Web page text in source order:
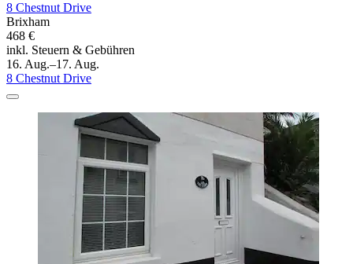
8 Chestnut Drive
Brixham
468 €
inkl. Steuern & Gebühren
16. Aug.–17. Aug.
8 Chestnut Drive